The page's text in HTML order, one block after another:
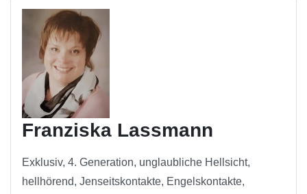
Franziska Lassmann
Exklusiv, 4. Generation, unglaubliche Hellsicht,
hellhörend, Jenseitskontakte, Engelskontakte,